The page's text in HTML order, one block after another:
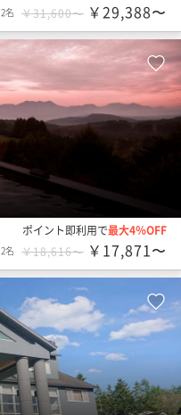
2名 ￥31,600〜 ￥29,388〜
ポイント即利用で最大4％OFF
2名 ￥18,616〜 ￥17,871〜